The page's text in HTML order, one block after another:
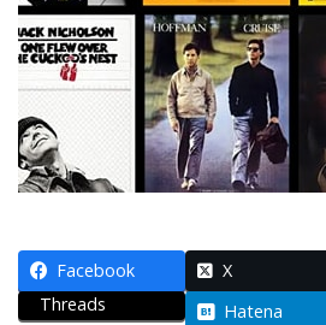
Facebook X
Threads
Hatena